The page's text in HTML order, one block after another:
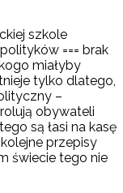
szkole
=== brak
miałyby
tylko dlatego,
–
obywateli
są łasi na kasę
przepisy
świecie tego nie